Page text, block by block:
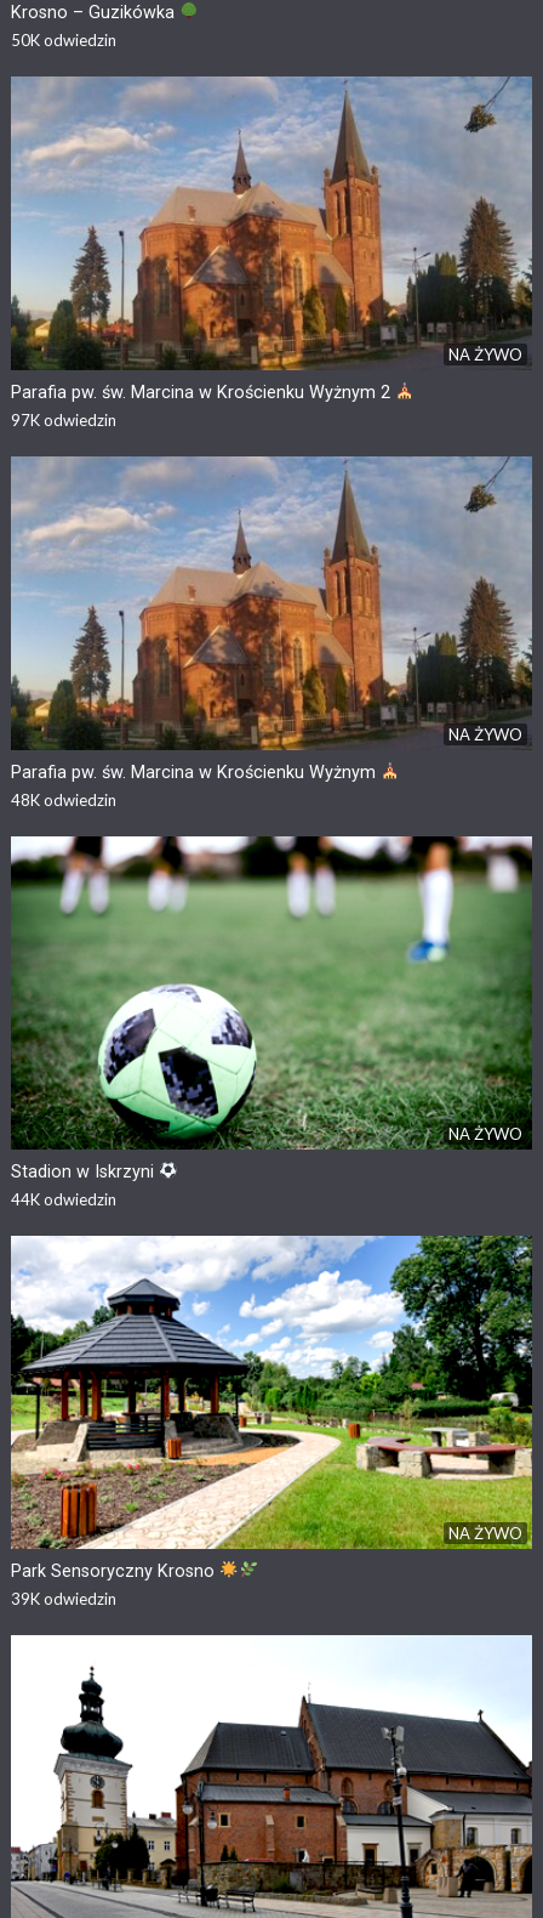
Krosno – Guzikówka
50Kodwiedzin
NA ŻYWO
Parafia pw. św. Marcina w Krościenku Wyżnym 2
97Kodwiedzin
NA ŻYWO
Parafia pw. św. Marcina w Krościenku Wyżnym
48Kodwiedzin
NA ŻYWO
Stadion w Iskrzyni
44Kodwiedzin
NA ŻYWO
Park Sensoryczny Krosno
39Kodwiedzin